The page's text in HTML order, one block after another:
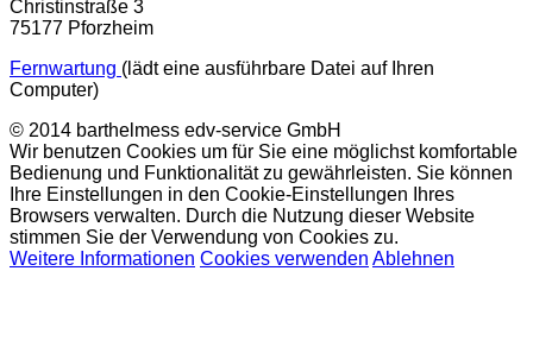
Christinstraße 3
75177 Pforzheim
Fernwartung (lädt eine ausführbare Datei auf Ihren
Computer)
© 2014 barthelmess edv-service GmbH
Wir benutzen Cookies um für Sie eine möglichst komfortable
Bedienung und Funktionalität zu gewährleisten. Sie können
Ihre Einstellungen in den Cookie-Einstellungen Ihres
Browsers verwalten. Durch die Nutzung dieser Website
stimmen Sie der Verwendung von Cookies zu.
Weitere Informationen Cookies verwenden Ablehnen